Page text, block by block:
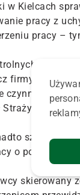
w Kielcach
pracy z
pracy –
firmy
czynności
szefostwu
o podjęciu,
skierowany